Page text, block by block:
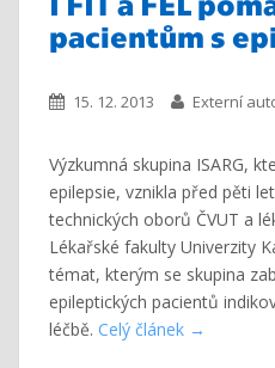
pacientům s
15. 12. 2013 Externí
Výzkumná skupina ISARG,
epilepsie, vznikla před pěti
technických oborů ČVUT a
Lékařské fakulty Univerzity
témat, kterým se skupina
epileptických pacientů
léčbě. Celý článek